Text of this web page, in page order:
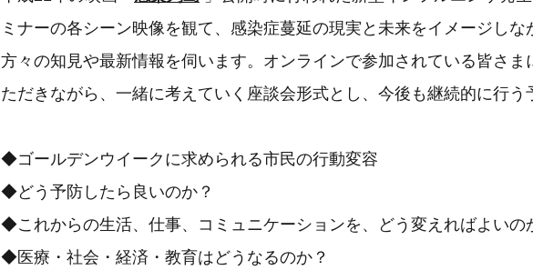
ミナーの各シーン映像を観て、感染症蔓延の現実と未来をイメージしな
方々の知見や最新情報を伺います。オンラインで参加されている皆さま
ただきながら、一緒に考えていく座談会形式とし、今後も継続的に行う
◆ゴールデンウイークに求められる市民の行動変容
◆どう予防したら良いのか？
◆これからの生活、仕事、コミュニケーションを、どう変えればよいの
◆医療・社会・経済・教育はどうなるのか？